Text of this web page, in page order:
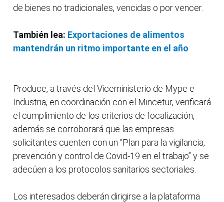
de bienes no tradicionales, vencidas o por vencer.
También lea: Exportaciones de alimentos
mantendrán un ritmo importante en el año
Produce, a través del Viceministerio de Mype e
Industria, en coordinación con el Mincetur, verificará
el cumplimiento de los criterios de focalización,
además se corroborará que las empresas
solicitantes cuenten con un “Plan para la vigilancia,
prevención y control de Covid-19 en el trabajo” y se
adecúen a los protocolos sanitarios sectoriales.
Los interesados deberán dirigirse a la plataforma